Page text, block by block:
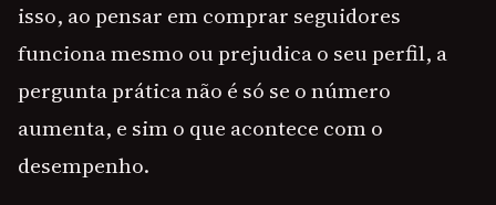
isso, ao pensar em comprar seguidores
funciona mesmo ou prejudica o seu perfil, a
pergunta prática não é só se o número
aumenta, e sim o que acontece com o
desempenho.